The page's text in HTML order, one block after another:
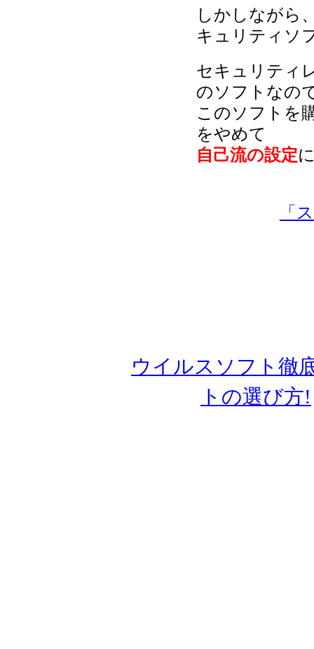
しかしながら
キュリティソ
セキュリティ
のソフトなの
このソフトを
をやめて
自己流の設定
「
ウイルスソフト徹
トの選び方!